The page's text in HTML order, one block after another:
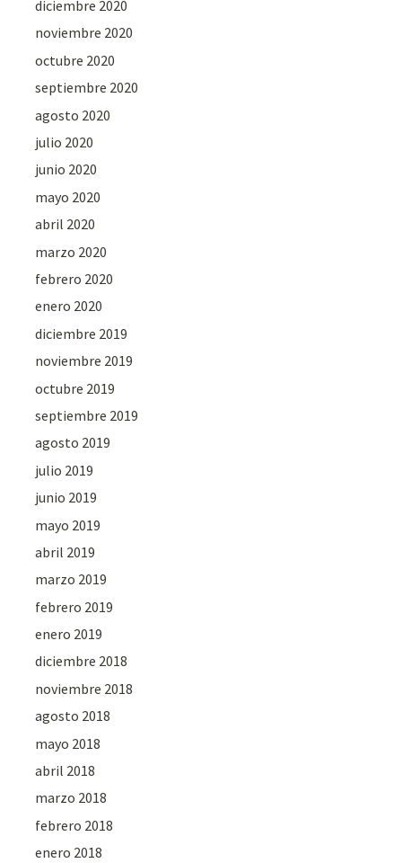
diciembre 2020
noviembre 2020
octubre 2020
septiembre 2020
agosto 2020
julio 2020
junio 2020
mayo 2020
abril 2020
marzo 2020
febrero 2020
enero 2020
diciembre 2019
noviembre 2019
octubre 2019
septiembre 2019
agosto 2019
julio 2019
junio 2019
mayo 2019
abril 2019
marzo 2019
febrero 2019
enero 2019
diciembre 2018
noviembre 2018
agosto 2018
mayo 2018
abril 2018
marzo 2018
febrero 2018
enero 2018